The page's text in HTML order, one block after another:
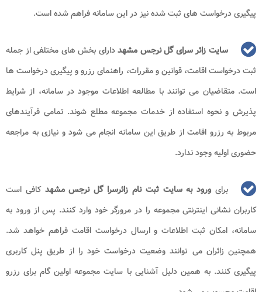
پیگیری درخواست های ثبت شده نیز در این سامانه فراهم شده است.
سایت زائر سرای گل نرجس مشهددارای بخش های مختلفی از جمله
ثبت درخواست اقامت، قوانین و مقررات، راهنمای رزرو و پیگیری درخواست ها
است. متقاضیان می توانند با مطالعه اطلاعات موجود در سامانه، از شرایط
پذیرش و نحوه استفاده از خدمات مجموعه مطلع شوند. تمامی فرآیندهای
مربوط به رزرو اقامت از طریق این سامانه انجام می شود و نیازی به مراجعه
حضوری اولیه وجود ندارد.
برای ورود به سایت ثبت نام زائرسرا گل نرجس مشهد کافی است
کاربران نشانی اینترنتی مجموعه را در مرورگر خود وارد کنند. پس از ورود به
سامانه، امکان ثبت اطلاعات و ارسال درخواست اقامت فراهم خواهد شد.
همچنین زائران می توانند وضعیت درخواست خود را از طریق پنل کاربری
پیگیری کنند. به همین دلیل آشنایی با سایت مجموعه اولین گام برای رزرو